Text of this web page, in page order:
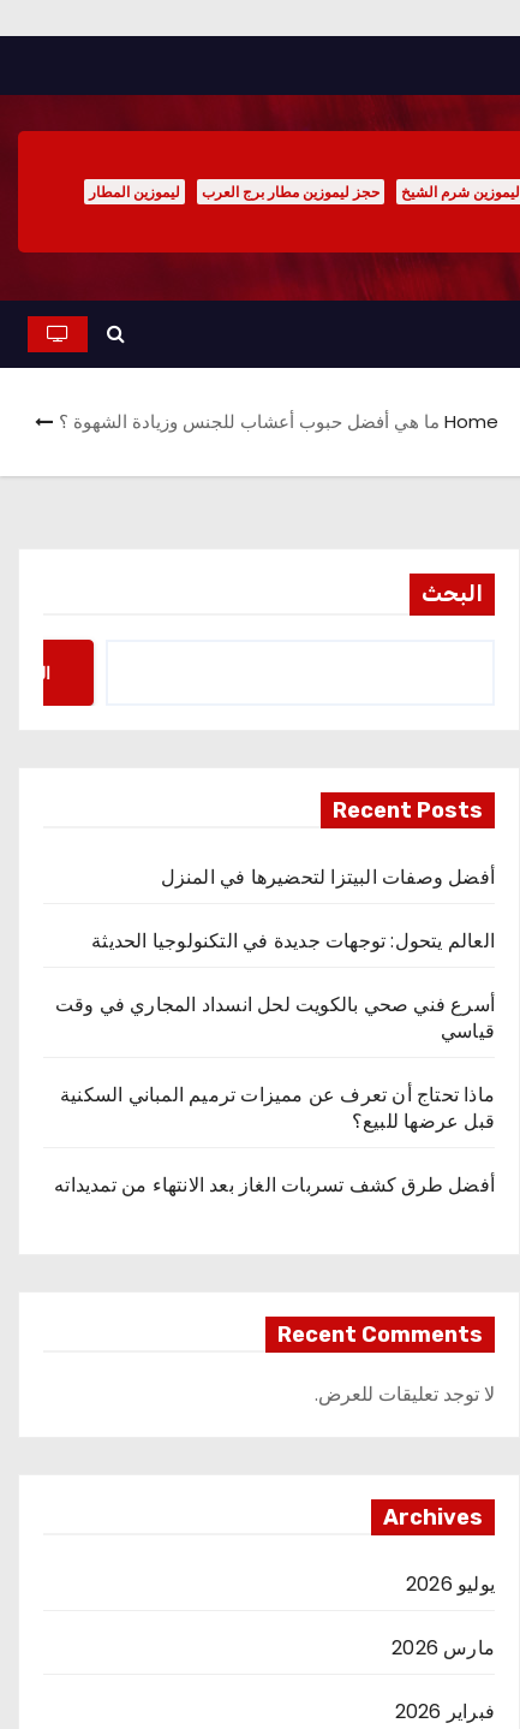
ليموزين شرم الشيخ حجز ليموزين مطار برج العرب
ليموزين المطار
Home ما هي أفضل حبوب أعشاب للجنس وزيادة الشهوة ؟
البحث
البحث
Recent Posts
أفضل وصفات البيتزا لتحضيرها في المنزل
العالم يتحول: توجهات جديدة في التكنولوجيا الحديثة
أسرع فني صحي بالكويت لحل انسداد المجاري في وقت
قياسي
ماذا تحتاج أن تعرف عن مميزات ترميم المباني السكنية
قبل عرضها للبيع؟
أفضل طرق كشف تسربات الغاز بعد الانتهاء من تمديداته
Recent Comments
لا توجد تعليقات للعرض.
Archives
يوليو 2026
مارس 2026
فبراير 2026